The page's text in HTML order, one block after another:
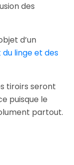
des
d’un
linge et des
tiroirs seront
puisque le
partout.